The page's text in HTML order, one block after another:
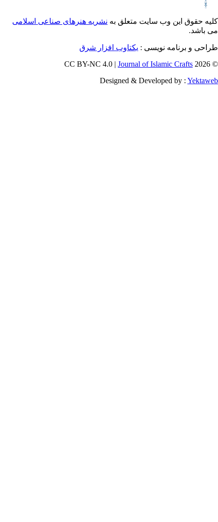
این وب سایت متعلق بهنشریه هنرهای صناعی اسلامی
نویسی : یکتاوب افزار شرق
Journal of Islamic
Designed & Developed by :